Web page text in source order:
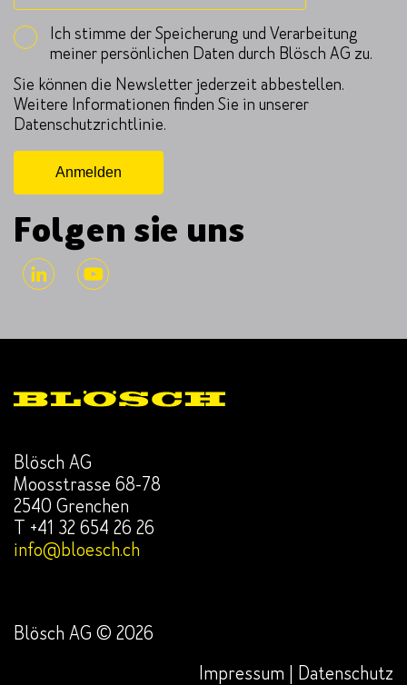
Ich stimme der Speicherung und Verarbeitung
meiner persönlichen Daten durch Blösch AG zu.
Sie können die Newsletter jederzeit abbestellen.
Weitere Informationen finden Sie in unserer
Datenschutzrichtlinie.
Folgen sie uns
Blösch AG
Moosstrasse 68-78
2540 Grenchen
T +41 32 654 26 26
info@bloesch.ch
Blösch AG © 2026
Impressum | Datenschutz